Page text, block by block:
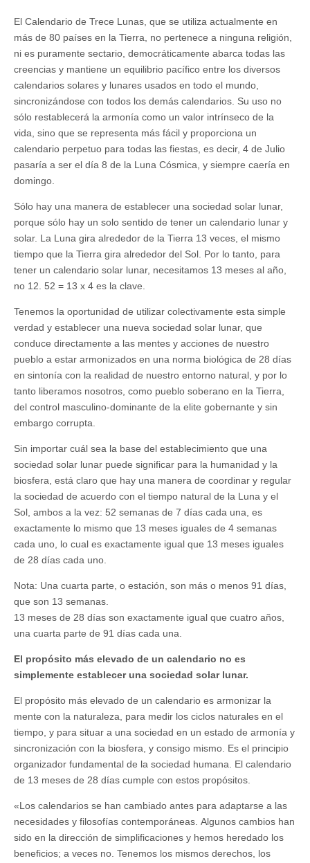
El Calendario de Trece Lunas, que se utiliza actualmente en
más de 80 países en la Tierra, no pertenece a ninguna religión,
ni es puramente sectario, democráticamente abarca todas las
creencias y mantiene un equilibrio pacífico entre los diversos
calendarios solares y lunares usados en todo el mundo,
sincronizándose con todos los demás calendarios. Su uso no
sólo restablecerá la armonía como un valor intrínseco de la
vida, sino que se representa más fácil y proporciona un
calendario perpetuo para todas las fiestas, es decir, 4 de Julio
pasaría a ser el día 8 de la Luna Cósmica, y siempre caería en
domingo.
Sólo hay una manera de establecer una sociedad solar lunar,
porque sólo hay un solo sentido de tener un calendario lunar y
solar. La Luna gira alrededor de la Tierra 13 veces, el mismo
tiempo que la Tierra gira alrededor del Sol. Por lo tanto, para
tener un calendario solar lunar, necesitamos 13 meses al año,
no 12. 52 = 13 x 4 es la clave.
Tenemos la oportunidad de utilizar colectivamente esta simple
verdad y establecer una nueva sociedad solar lunar, que
conduce directamente a las mentes y acciones de nuestro
pueblo a estar armonizados en una norma biológica de 28 días
en sintonía con la realidad de nuestro entorno natural, y por lo
tanto liberamos nosotros, como pueblo soberano en la Tierra,
del control masculino-dominante de la elite gobernante y sin
embargo corrupta.
Sin importar cuál sea la base del establecimiento que una
sociedad solar lunar puede significar para la humanidad y la
biosfera, está claro que hay una manera de coordinar y regular
la sociedad de acuerdo con el tiempo natural de la Luna y el
Sol, ambos a la vez: 52 semanas de 7 días cada una, es
exactamente lo mismo que 13 meses iguales de 4 semanas
cada uno, lo cual es exactamente igual que 13 meses iguales
de 28 días cada uno.
Nota: Una cuarta parte, o estación, son más o menos 91 días,
que son 13 semanas.
13 meses de 28 días son exactamente igual que cuatro años,
una cuarta parte de 91 días cada una.
El propósito más elevado de un calendario no es
simplemente establecer una sociedad solar lunar.
El propósito más elevado de un calendario es armonizar la
mente con la naturaleza, para medir los ciclos naturales en el
tiempo, y para situar a una sociedad en un estado de armonía y
sincronización con la biosfera, y consigo mismo. Es el principio
organizador fundamental de la sociedad humana. El calendario
de 13 meses de 28 días cumple con estos propósitos.
«Los calendarios se han cambiado antes para adaptarse a las
necesidades y filosofías contemporáneas. Algunos cambios han
sido en la dirección de simplificaciones y hemos heredado los
beneficios; a veces no. Tenemos los mismos derechos, los